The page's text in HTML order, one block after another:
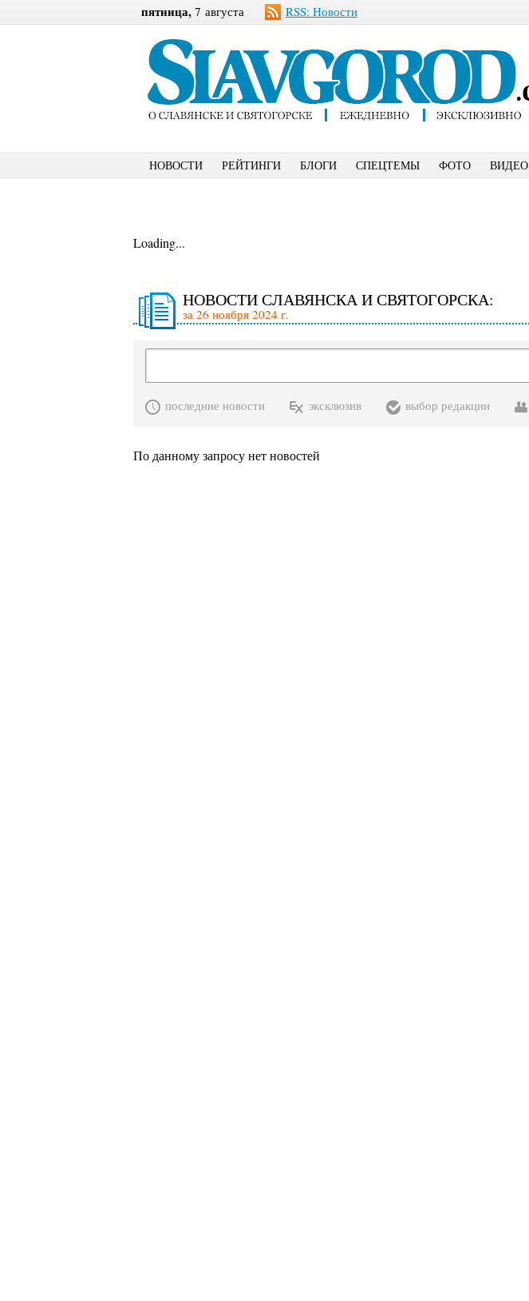
пятница, 7 августа RSS: Новости
НОВОСТИ РЕЙТИНГИ БЛОГИ СПЕЦТЕМЫ ФОТО ВИДЕО
Loading...
НОВОСТИ СЛАВЯНСКА И СВЯТОГОРСКА:
за 26 ноября 2024 г.
последние новости эксклюзив выбор редакции
По данному запросу нет новостей